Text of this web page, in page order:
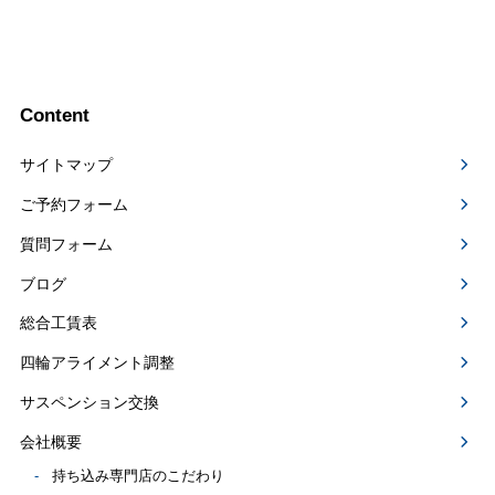
Content
サイトマップ
ご予約フォーム
質問フォーム
ブログ
総合工賃表
四輪アライメント調整
サスペンション交換
会社概要
持ち込み専門店のこだわり